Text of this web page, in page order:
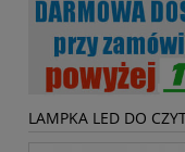
LAMPKA LED DO